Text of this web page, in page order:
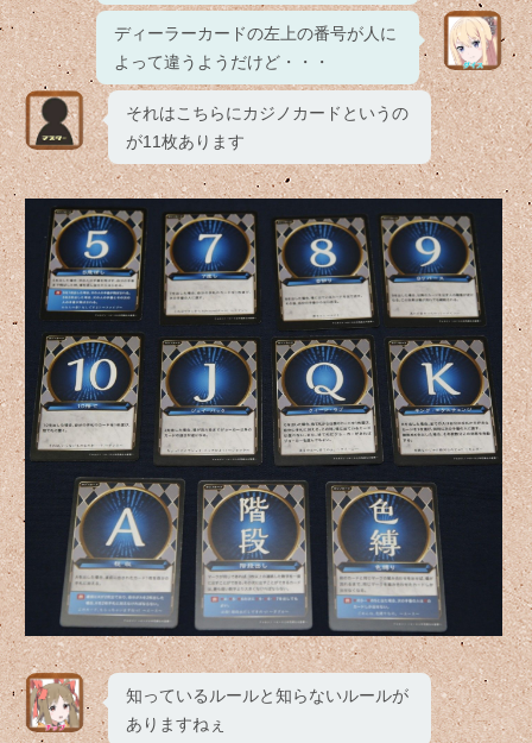
ディーラーカードの左上の番号が人に
よって違うようだけど・・・
それはこちらにカジノカードというの
が11枚あります
知っているルールと知らないルールが
ありますねぇ